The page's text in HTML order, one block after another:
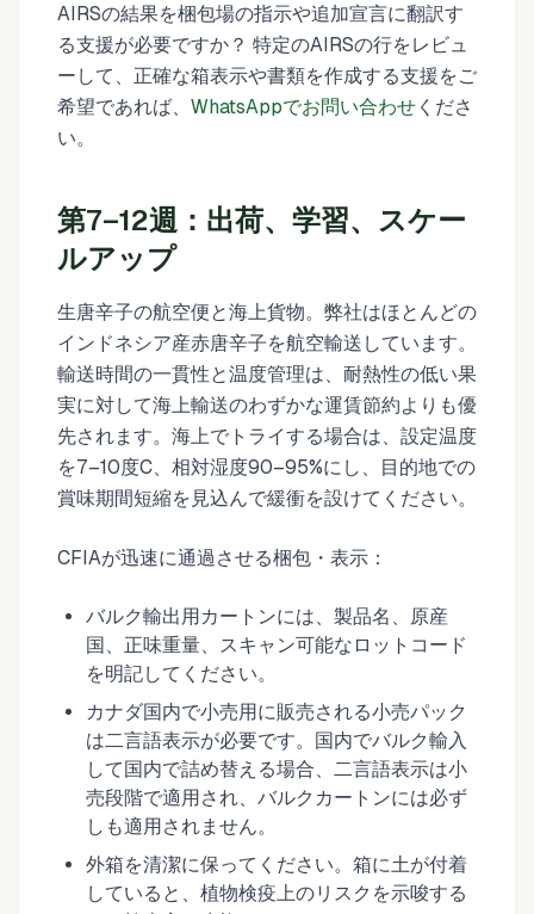
AIRSの結果を梱包場の指示や追加宣言に翻訳す
る支援が必要ですか？ 特定のAIRSの行をレビュ
ーして、正確な箱表示や書類を作成する支援をご
希望であれば、 WhatsAppでお問い合わせ くださ
い。
第7–12週：出荷、学習、スケー
ルアップ
生唐辛子の航空便と海上貨物。弊社はほとんどの
インドネシア産赤唐辛子を航空輸送しています。
輸送時間の一貫性と温度管理は、耐熱性の低い果
実に対して海上輸送のわずかな運賃節約よりも優
先されます。海上でトライする場合は、設定温度
を7–10度C、相対湿度90–95%にし、目的地での
賞味期間短縮を見込んで緩衝を設けてください。
CFIAが迅速に通過させる梱包・表示：
バルク輸出用カートンには、製品名、原産
国、正味重量、スキャン可能なロットコード
を明記してください。
カナダ国内で小売用に販売される小売パック
は二言語表示が必要です。国内でバルク輸入
して国内で詰め替える場合、二言語表示は小
売段階で適用され、バルクカートンには必ず
しも適用されません。
外箱を清潔に保ってください。箱に土が付着
していると、植物検疫上のリスクを示唆する